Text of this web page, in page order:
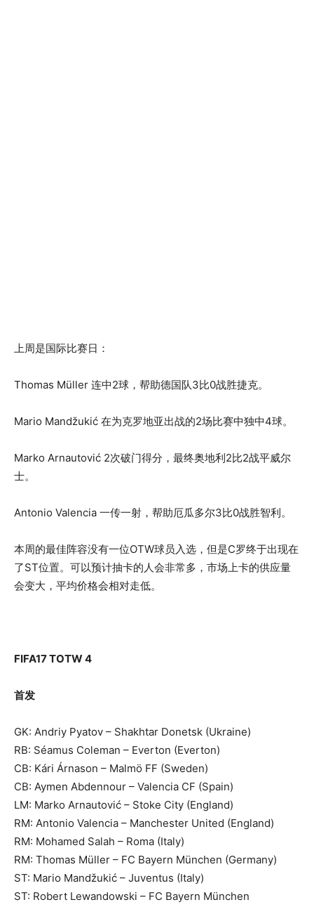
上周是国际比赛日：
Thomas Müller 连中2球，帮助德国队3比0战胜捷克。
Mario Mandžukić 在为克罗地亚出战的2场比赛中独中4球。
Marko Arnautović 2次破门得分，最终奥地利2比2战平威尔
士。
Antonio Valencia 一传一射，帮助厄瓜多尔3比0战胜智利。
本周的最佳阵容没有一位OTW球员入选，但是C罗终于出现在
了ST位置。可以预计抽卡的人会非常多，市场上卡的供应量
会变大，平均价格会相对走低。
FIFA17 TOTW 4
首发
GK: Andriy Pyatov – Shakhtar Donetsk (Ukraine)
RB: Séamus Coleman – Everton (Everton)
CB: Kári Árnason – Malmö FF (Sweden)
CB: Aymen Abdennour – Valencia CF (Spain)
LM: Marko Arnautović – Stoke City (England)
RM: Antonio Valencia – Manchester United (England)
RM: Mohamed Salah – Roma (Italy)
RM: Thomas Müller – FC Bayern München (Germany)
ST: Mario Mandžukić – Juventus (Italy)
ST: Robert Lewandowski – FC Bayern München